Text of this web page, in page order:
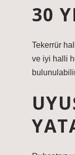
30
Tekerrür
ve iyi halli